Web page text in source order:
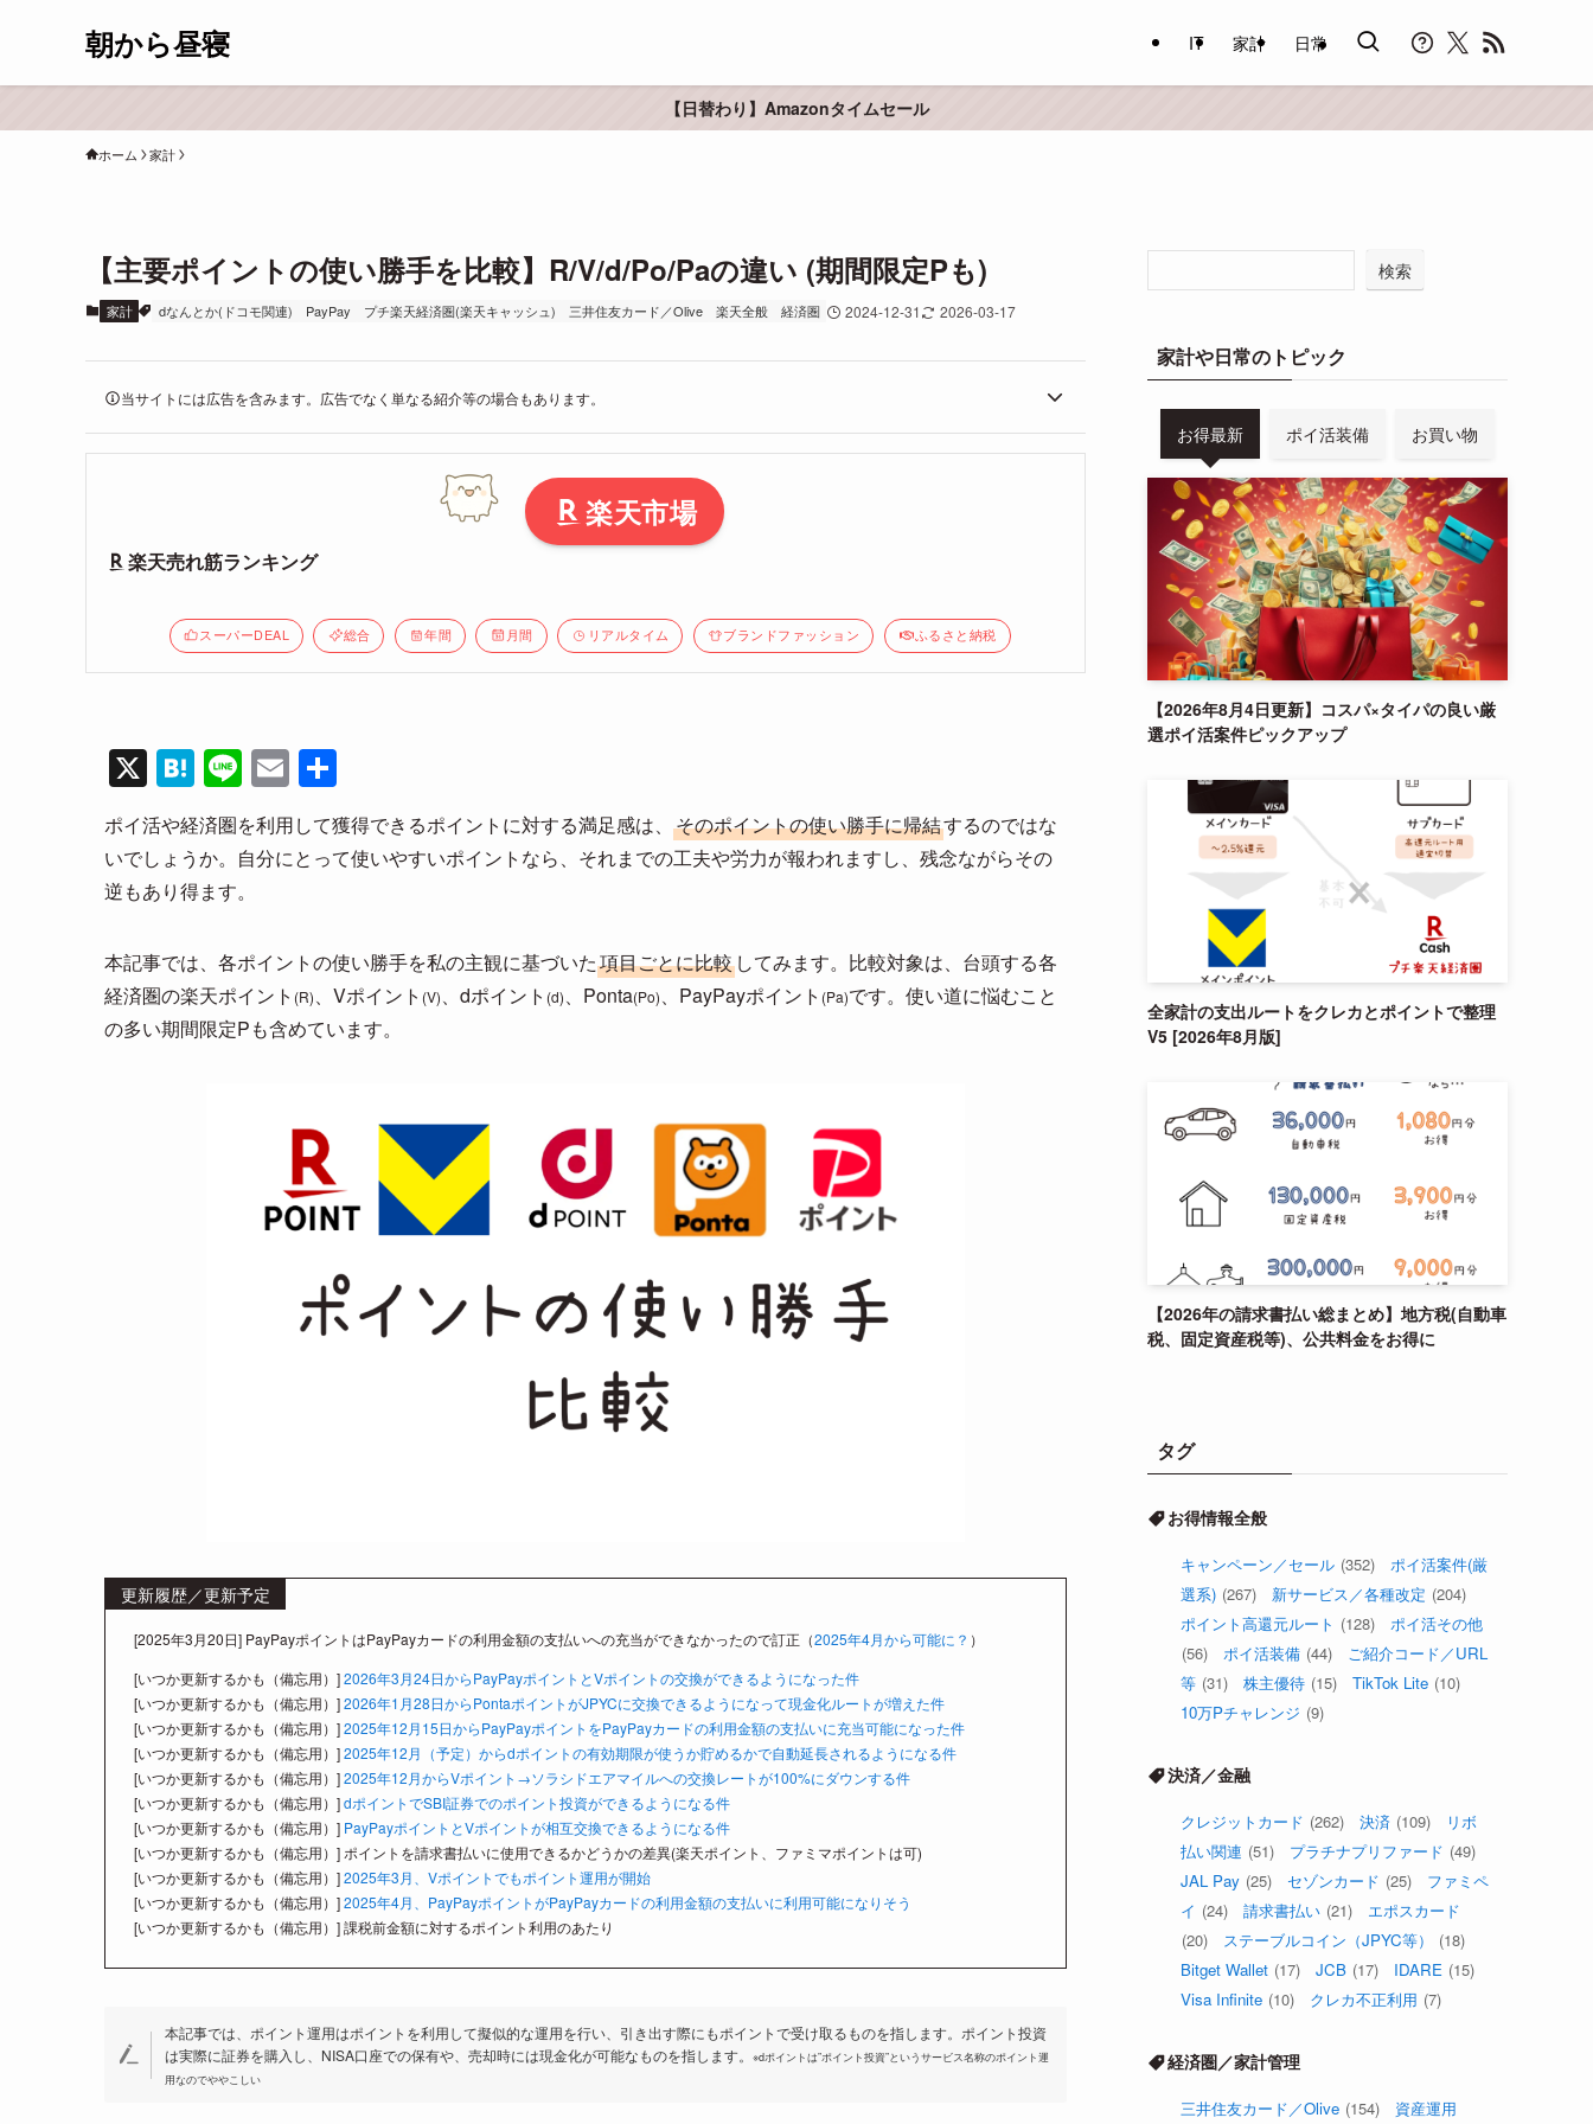
朝から昼寝 IT 家計 日常
【日替わり】Amazonタイムセール
ホーム 家計
【主要ポイントの使い勝手を比較】R/V/d/Po/Paの違い (期間限定Pも)
家計 dなんとか(ドコモ関連) PayPay プチ楽天経済圏(楽天キャッシュ) 三井住友カード／Olive 楽天全般 経済圏 2024-12-31 2026-03-17
当サイトには広告を含みます。広告でなく単なる紹介等の場合もあります。
楽天市場
楽天売れ筋ランキング
スーパーDEAL 総合 年間 月間 リアルタイム ブランドファッション ふるさと納税
X H
at
e
n
a
Li
n
e
E
m
ail
有
ポイ活や経済圏を利用して獲得できるポイントに対する満足感は、 そのポイントの使い勝手に帰結するのではな
いでしょうか。自分にとって使いやすいポイントなら、それまでの工夫や労力が報われますし、残念ながらその
逆もあり得ます。
本記事では、各ポイントの使い勝手を私の主観に基づいた項目ごとに比較 してみます。比較対象は、台頭する各
経済圏の楽天ポイント (R)、Vポイント (V)、dポイント (d)、Ponta(Po)、PayPayポイント (Pa)です。使い道に悩むこと
の多い期間限定Pも含めています。
更新履歴／更新予定
[2025年3月20日] PayPayポイントはPayPayカードの利用金額の支払いへの充当ができなかったので訂正（2025年4月から可能に？ ）
[いつか更新するかも（備忘用）]2026年3月24日からPayPayポイントとVポイントの交換ができるようになった件
[いつか更新するかも（備忘用）]2026年1月28日からPontaポイントがJPYCに交換できるようになって現金化ルートが増えた件
[いつか更新するかも（備忘用）]2025年12月15日からPayPayポイントをPayPayカードの利用金額の支払いに充当可能になった件
[いつか更新するかも（備忘用）]2025年12月（予定）からdポイントの有効期限が使うか貯めるかで自動延長されるようになる件
[いつか更新するかも（備忘用）]2025年12月からVポイント→ソラシドエアマイルへの交換レートが100%にダウンする件
[いつか更新するかも（備忘用）]dポイントでSBI証券でのポイント投資ができるようになる件
[いつか更新するかも（備忘用）] PayPayポイントとVポイントが相互交換できるようになる件
[いつか更新するかも（備忘用）] ポイントを請求書払いに使用できるかどうかの差異(楽天ポイント、ファミマポイントは可)
[いつか更新するかも（備忘用）]2025年3月、Vポイントでもポイント運用が開始
[いつか更新するかも（備忘用）]2025年4月、PayPayポイントがPayPayカードの利用金額の支払いに利用可能になりそう
[いつか更新するかも（備忘用）] 課税前金額に対するポイント利用のあたり
本記事では、ポイント運用はポイントを利用して擬似的な運用を行い、引き出す際にもポイントで受け取るものを指します。ポイント投資
は実際に証券を購入し、NISA口座での保有や、売却時には現金化が可能なものを指します。
※dポイントは”ポイント投資”というサービス名称のポイント運
用なのでややこしい
検索
家計や日常のトピック
お得最新 ポイ活装備 お買い物
【2026年8月4日更新】コスパ×タイパの良い厳
選ポイ活案件ピックアップ
全家計の支出ルートをクレカとポイントで整理
V5 [2026年8月版]
【2026年の請求書払い総まとめ】地方税(自動車
税、固定資産税等)、公共料金をお得に
タグ
お得情報全般
キャンペーン／セール (352)
ポイ活案件(厳
選系) (267) 新サービス／各種改定 (204)
ポイント高還元ルート (128)
ポイ活その他
(56)
ポイ活装備 (44)
ご紹介コード／URL
等 (31) 株主優待 (15) TikTok Lite (10)
10万Pチャレンジ (9)
決済／金融
クレジットカード (262) 決済 (109)
リボ
払い関連 (51) プラチナプリファード (49)
JAL Pay (25) セゾンカード (25)
ファミペ
イ (24) 請求書払い (21)
エポスカード
(20)
ステーブルコイン（JPYC等）
(18)
Bitget Wallet (17) JCB (17) IDARE (15)
Visa Infinite (10) クレカ不正利用 (7)
経済圏／家計管理
三井住友カード／Olive (154) 資産運用